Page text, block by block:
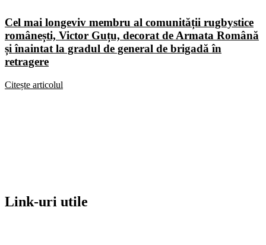
Cel mai longeviv membru al comunității rugbystice
românești, Victor Guțu, decorat de Armata Română
și înaintat la gradul de general de brigadă în
retragere
Citește articolul
Link-uri utile